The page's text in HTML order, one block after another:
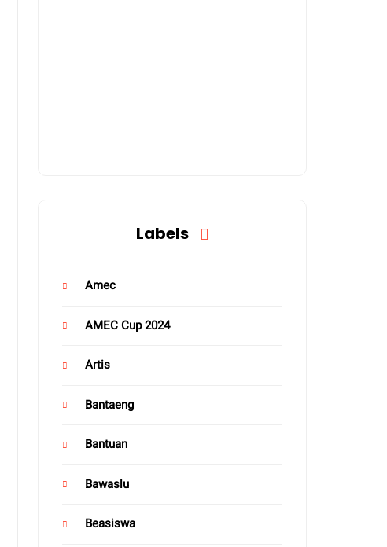
Labels
Amec
AMEC Cup 2024
Artis
Bantaeng
Bantuan
Bawaslu
Beasiswa